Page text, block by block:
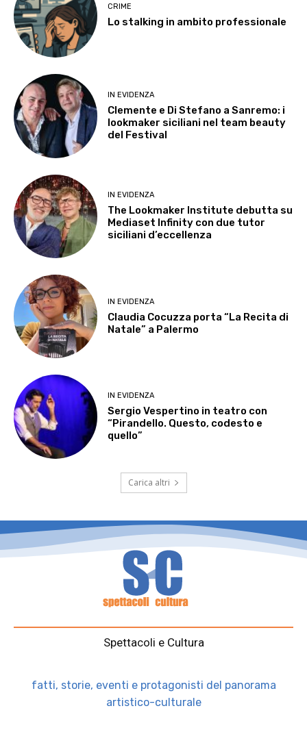
CRIME
Lo stalking in ambito professionale
IN EVIDENZA
Clemente e Di Stefano a Sanremo: i
lookmaker siciliani nel team beauty
del Festival
IN EVIDENZA
The Lookmaker Institute debutta su
Mediaset Infinity con due tutor
siciliani d’eccellenza
IN EVIDENZA
Claudia Cocuzza porta “La Recita di
Natale” a Palermo
IN EVIDENZA
Sergio Vespertino in teatro con
“Pirandello. Questo, codesto e
quello”
Carica altri
Spettacoli e Cultura
fatti, storie, eventi e protagonisti del panorama
artistico-culturale